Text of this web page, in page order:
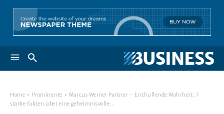
Home Prominente
Marcus Werner Partner – Enthüllende Wahrheit: 7
starke Fakten über eine geheimnisvolle...